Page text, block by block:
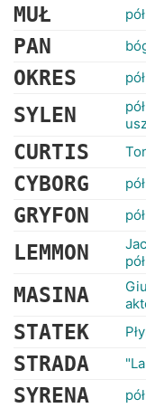
MUŁ
PAN
OKRES
SYLEN
CURTIS
CYBORG
GRYFON
LEMMON
MASINA
STATEK
STRADA
SYRENA